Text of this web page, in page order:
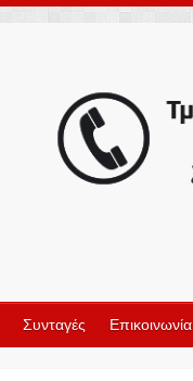
Συνταγές Επικοινωνία